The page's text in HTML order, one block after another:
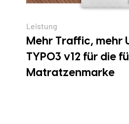
Leistung
Mehr Traffic, mehr
TYPO3 v12 für die
Matratzenmarke